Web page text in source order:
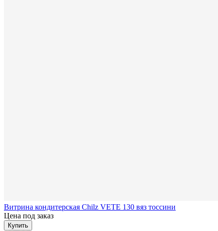
Витрина кондитерская Chilz VETE 130 вяз тоссини
Цена под заказ
Купить